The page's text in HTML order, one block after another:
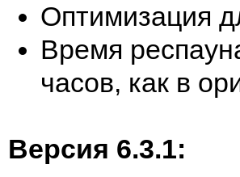
Оптимизация
Время
часов, как в
Версия 6.3.1: